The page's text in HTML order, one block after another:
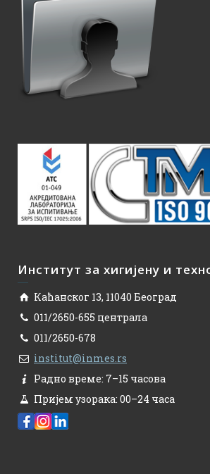
Институт за хигијену и
Каћанског 13, 11040 Београд
011/2650-655 централа
011/2650-678
institut@inmes.rs
Радно време: 7–15 часова
Пријем узорака: 00–24 часа